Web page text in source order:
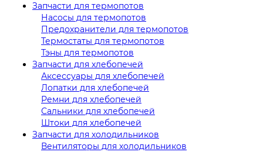
Запчасти для термопотов
Насосы для термопотов
Предохранители для термопотов
Термостаты для термопотов
Тэны для термопотов
Запчасти для хлебопечей
Аксессуары для хлебопечей
Лопатки для хлебопечей
Ремни для хлебопечей
Сальники для хлебопечей
Штоки для хлебопечей
Запчасти для холодильников
Вентиляторы для холодильников